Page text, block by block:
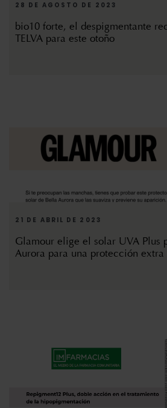
28 DE AGOSTO DE 2023
bio10 forte, el despigmentante
TELVA para este otoño
21 DE ABRIL DE 2023
Glamour elige el solar UVA Plus
Aurora para una protección extra